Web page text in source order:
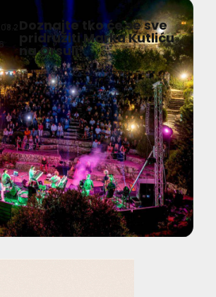
Doznajte tko će se sve
pridružiti Marku Kutliću
na Orsuli!